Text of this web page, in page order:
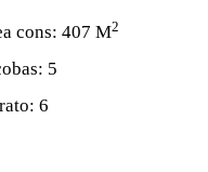
cons: 407 M2
5
6